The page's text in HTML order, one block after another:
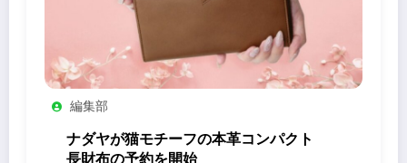
編集部
ナダヤが猫モチーフの本革コンパクト
長財布の予約を開始